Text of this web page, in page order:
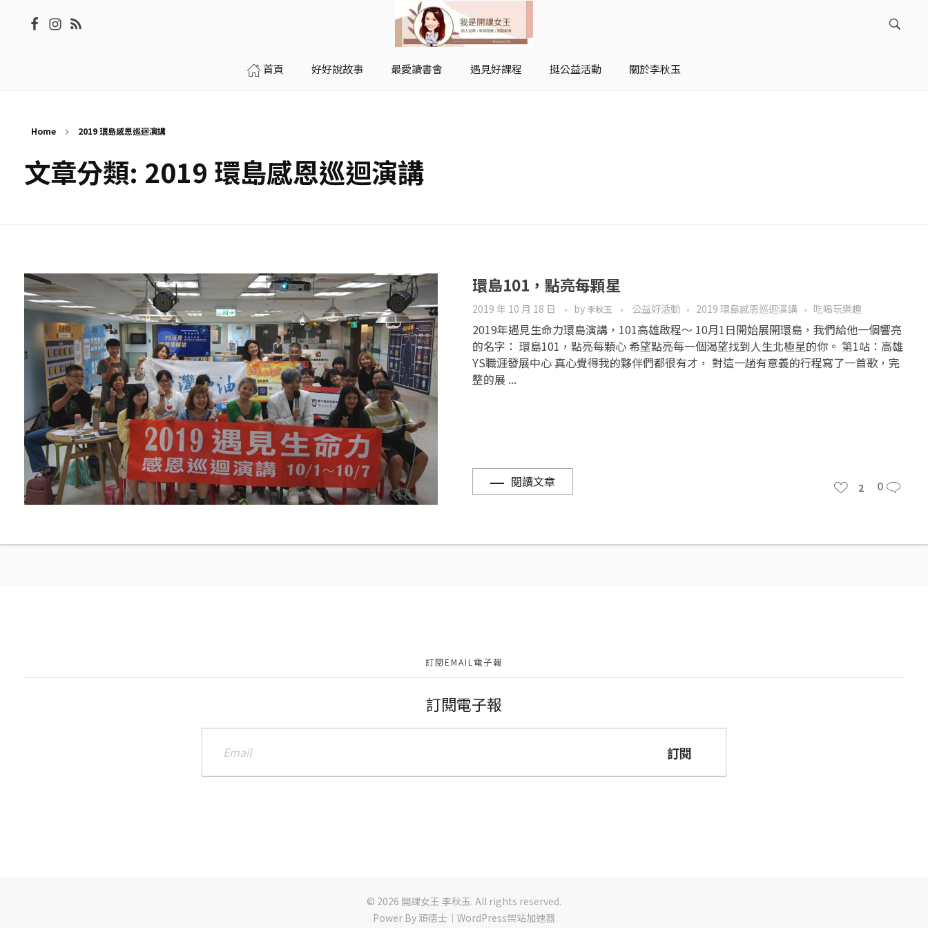
開課女王 李秋玉
拿起麥克風，影響全世界
首頁 好好說故事 最愛讀書會 遇見好課程 挺公益活動 關於李秋玉
Home 2019 環島感恩巡迴演講
文章分類: 2019 環島感恩巡迴演講
環島101，點亮每顆星
2019 年 10 月 18 日 by 李秋玉 公益好活動 2019 環島感恩巡迴演講 吃喝玩樂趣
2019年遇見生命力環島演講，101高雄啟程～ 10月1日開始展開環島，我們給他一個響亮
的名字： 環島101，點亮每顆心 希望點亮每一個渴望找到人生北極星的你。 第1站：高雄
YS職涯發展中心 真心覺得我的夥伴們都很有才， 對這一趟有意義的行程寫了一首歌，完
整的展 ...
閱讀文章 2 0
訂閱EMAIL電子報
訂閱電子報
© 2026 開課女王 李秋玉. All rights reserved.
Power By 頑德士｜WordPress架站加速器